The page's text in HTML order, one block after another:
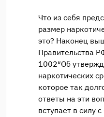
Что из себя
размер
это? Наконец
Правительства
1002″Об
наркотических
которое так
ответы на эти
вступает в силу